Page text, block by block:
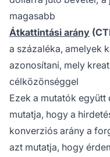
magasabb
Átkattintási arány
a százaléka, amelyek
azonosítani, mely
célközönséggel
Ezek a mutatók együtt
mutatja, hogy a
konverziós arány a
azt mutatja, hogy